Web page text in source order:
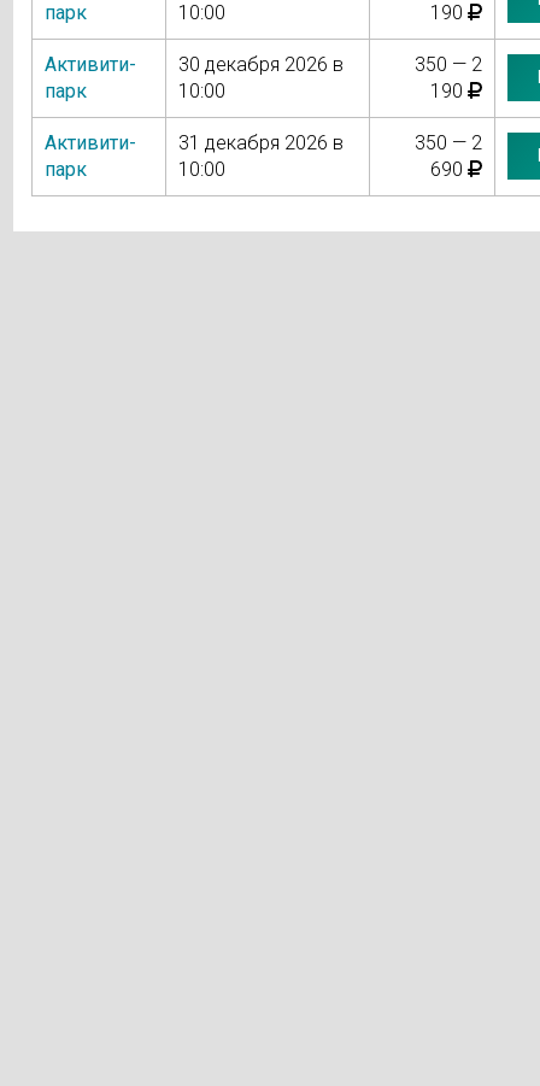
парк 10:00 190
Активити-
парк
30 декабря 2026 в
10:00
350 — 2
190
Активити-
парк
31 декабря 2026 в
10:00
350 — 2
690